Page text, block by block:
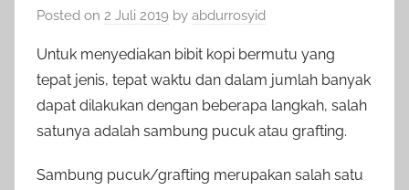
Posted on 2 Juli 2019 by abdurrosyid
Untuk menyediakan bibit kopi bermutu yang
tepat jenis, tepat waktu dan dalam jumlah banyak
dapat dilakukan dengan beberapa langkah, salah
satunya adalah sambung pucuk atau grafting.
Sambung pucuk/grafting merupakan salah satu